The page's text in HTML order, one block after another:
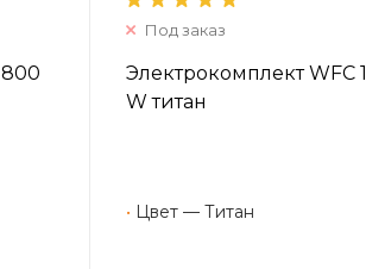
Под заказ
Электрокомплект WFC
W титан
• Цвет — Титан